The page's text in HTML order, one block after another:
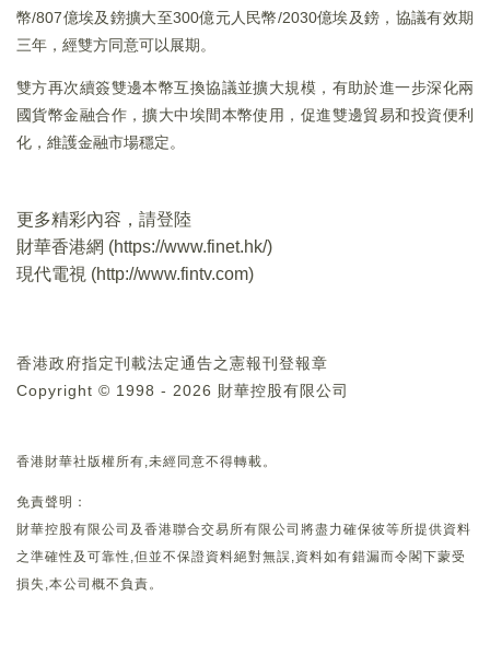
幣/807億埃及鎊擴大至300億元人民幣/2030億埃及鎊，協議有效期
三年，經雙方同意可以展期。
雙方再次續簽雙邊本幣互換協議並擴大規模，有助於進一步深化兩
國貨幣金融合作，擴大中埃間本幣使用，促進雙邊貿易和投資便利
化，維護金融市場穩定。
更多精彩內容，請登陸
財華香港網 (https://www.finet.hk/)
現代電視 (http://www.fintv.com)
香港政府指定刊載法定通告之憲報刊登報章
Copyright © 1998 - 2026 財華控股有限公司
香港財華社版權所有,未經同意不得轉載。
免責聲明：
財華控股有限公司及香港聯合交易所有限公司將盡力確保彼等所提供資料
之準確性及可靠性,但並不保證資料絕對無誤,資料如有錯漏而令閣下蒙受
損失,本公司概不負責。